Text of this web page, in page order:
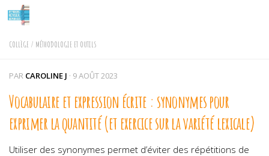
Skip to content
COLLÈGE / MÉTHODOLOGIE ET OUTILS
PAR CAROLINE J · 9 AOÛT 2023
Vocabulaire et expression écrite : synonymes pour
exprimer la quantité (et exercice sur la variété lexicale)
Utiliser des synonymes permet d’éviter des répétitions de